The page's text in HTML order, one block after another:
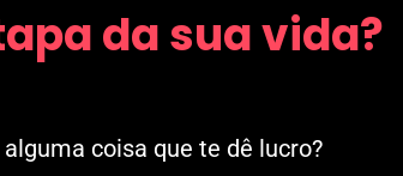
da sua vida?
coisa que te dê lucro?